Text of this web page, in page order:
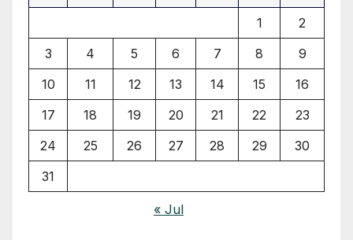
1
2
3
4 5 6 7 8
9
10
11 12 13 14 15
16
17
18 19 20 21 22
23
24
25 26 27 28 29
30
31
« Jul